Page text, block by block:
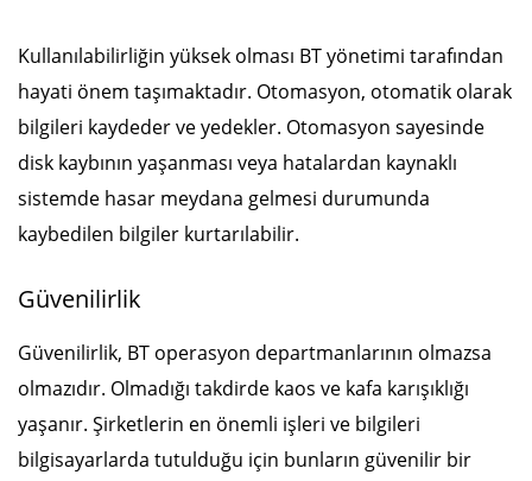
Kullanılabilirliğin yüksek olması BT yönetimi tarafından
hayati önem taşımaktadır. Otomasyon, otomatik olarak
bilgileri kaydeder ve yedekler. Otomasyon sayesinde
disk kaybının yaşanması veya hatalardan kaynaklı
sistemde hasar meydana gelmesi durumunda
kaybedilen bilgiler kurtarılabilir.
Güvenilirlik
Güvenilirlik, BT operasyon departmanlarının olmazsa
olmazıdır. Olmadığı takdirde kaos ve kafa karışıklığı
yaşanır. Şirketlerin en önemli işleri ve bilgileri
bilgisayarlarda tutulduğu için bunların güvenilir bir